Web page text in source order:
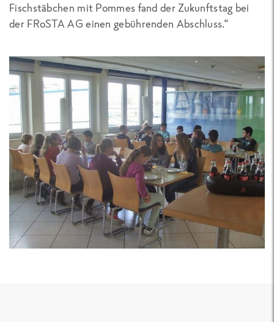
Fischstäbchen mit Pommes fand der Zukunftstag bei
der FRoSTA AG einen gebührenden Abschluss.“